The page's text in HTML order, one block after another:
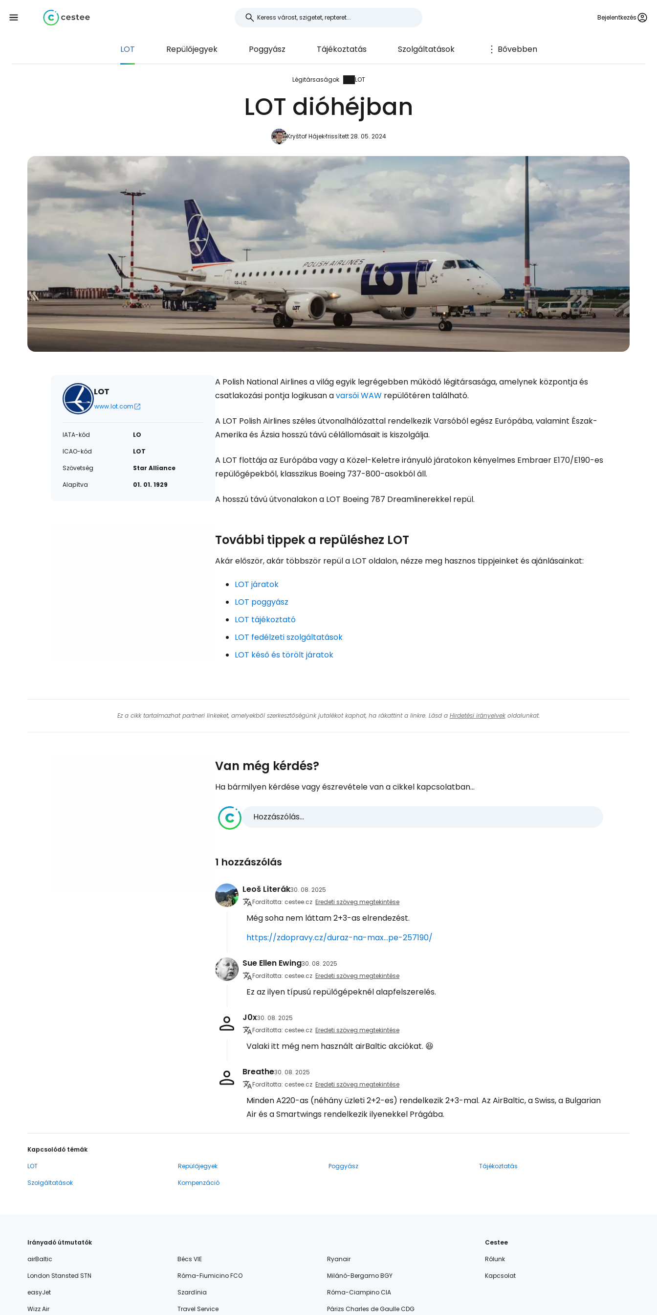
Bejelentkezés
LOT Repülőjegyek Poggyász Tájékoztatás Szolgáltatások Bővebben
Légitársaságok LOT
LOT dióhéjban
Kryštof Hájekfrissített 28. 05. 2024
LOT
www.lot.com
IATA-kód
LO
ICAO-kód
LOT
Szövetség
Star Alliance
Alapítva
01. 01. 1929
A Polish National Airlines a világ egyik legrégebben működő légitársasága, amelynek központja és
csatlakozási pontja logikusan avarsói WAW repülőtéren található.
A LOT Polish Airlines széles útvonalhálózattal rendelkezik Varsóból egész Európába, valamint Észak-
Amerika és Ázsia hosszú távú célállomásait is kiszolgálja.
A LOT flottája az Európába vagy a Közel-Keletre irányuló járatokon kényelmes Embraer E170/E190-es
repülőgépekből, klasszikus Boeing 737-800-asokból áll.
A hosszú távú útvonalakon a LOT Boeing 787 Dreamlinerekkel repül.
További tippek a repüléshez LOT
Akár először, akár többször repül a LOT oldalon, nézze meg hasznos tippjeinket és ajánlásainkat:
LOT járatok
LOT poggyász
LOT tájékoztató
LOT fedélzeti szolgáltatások
LOT késő és törölt járatok
Ez a cikk tartalmazhat partneri linkeket, amelyekből szerkesztőségünk jutalékot kaphat, ha rákattint a linkre. Lásd a Hirdetési irányelvekoldalunkat.
Van még kérdés?
Ha bármilyen kérdése vagy észrevétele van a cikkel kapcsolatban...
Hozzászólás...
1 hozzászólás
Leoš Literák30. 08. 2025
Fordította: cestee.cz Eredeti szöveg megtekintése
Még soha nem láttam 2+3-as elrendezést.
https://zdopravy.cz/duraz-na-max...pe-257190/
Sue Ellen Ewing30. 08. 2025
Fordította: cestee.cz Eredeti szöveg megtekintése
Ez az ilyen típusú repülőgépeknél alapfelszerelés.
J0x30. 08. 2025
Fordította: cestee.cz Eredeti szöveg megtekintése
Valaki itt még nem használt airBaltic akciókat. 😆
Breathe30. 08. 2025
Fordította: cestee.cz Eredeti szöveg megtekintése
Minden A220-as (néhány üzleti 2+2-es) rendelkezik 2+3-mal. Az AirBaltic, a Swiss, a Bulgarian
Air és a Smartwings rendelkezik ilyenekkel Prágába.
Kapcsolódó témák
LOT
Repülőjegyek Poggyász
Tájékoztatás
Szolgáltatások
Kompenzáció
Irányadó útmutatók
airBaltic
Bécs VIE
Ryanair
London Stansted STN
Róma-Fiumicino FCO
Milánó-Bergamo BGY
easyJet
Szardínia
Róma-Ciampino CIA
Wizz Air
Travel Service Párizs Charles de Gaulle CDG
Cestee
Rólunk
Kapcsolat
Bejelentkezés a Cestee-be
... az utazási közösség világszerte